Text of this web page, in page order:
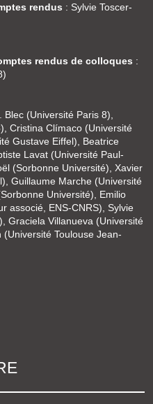
rendus : Sylvie Toscer-
rendus de colloques :
Blec (Université Paris 8),
Cristina Clímaco (Université
Gustave Eiffel), Beatrice
Lavat (Université Paul-
(Sorbonne Université), Xavier
Guillaume Marche (Université
Université), Emilio
associé, ENS-CNRS), Sylvie
Graciela Villanueva (Université
Toulouse Jean-